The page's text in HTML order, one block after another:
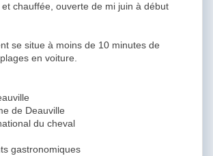
chauffée, ouverte de mi juin à début
se situe à moins de 10 minutes de
en voiture.
de Deauville
du cheval
gastronomiques